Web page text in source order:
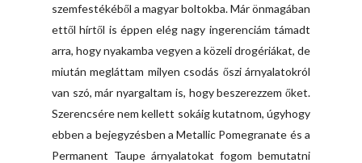
szemfestékéből a magyar boltokba. Már önmagában
ettől hírtől is éppen elég nagy ingerenciám támadt
arra, hogy nyakamba vegyen a közeli drogériákat, de
miután megláttam milyen csodás őszi árnyalatokról
van szó, már nyargaltam is, hogy beszerezzem őket.
Szerencsére nem kellett sokáig kutatnom, úgyhogy
ebben a bejegyzésben a Metallic Pomegranate és a
Permanent Taupe árnyalatokat fogom bemutatni